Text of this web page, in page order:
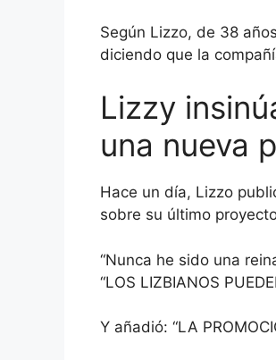
Según Lizzo, de 38
diciendo que la
Lizzy
una nueva
Hace un día, Lizzo
sobre su último
“Nunca he sido una
“LOS LIZBIANOS
Y añadió: “LA